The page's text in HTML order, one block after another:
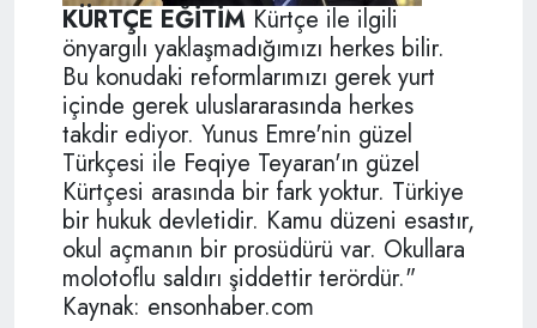
KÜRTÇE EĞİTİM Kürtçe ile ilgili
önyargılı yaklaşmadığımızı herkes bilir.
Bu konudaki reformlarımızı gerek yurt
içinde gerek uluslararasında herkes
takdir ediyor. Yunus Emre'nin güzel
Türkçesi ile Feqiye Teyaran'ın güzel
Kürtçesi arasında bir fark yoktur. Türkiye
bir hukuk devletidir. Kamu düzeni esastır,
okul açmanın bir prosüdürü var. Okullara
molotoflu saldırı şiddettir terördür."
Kaynak: ensonhaber.com